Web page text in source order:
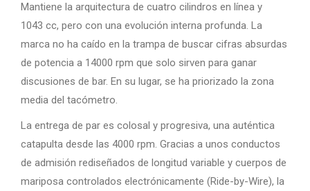
Mantiene la arquitectura de cuatro cilindros en línea y
1043 cc, pero con una evolución interna profunda. La
marca no ha caído en la trampa de buscar cifras absurdas
de potencia a 14000 rpm que solo sirven para ganar
discusiones de bar. En su lugar, se ha priorizado la zona
media del tacómetro.
La entrega de par es colosal y progresiva, una auténtica
catapulta desde las 4000 rpm. Gracias a unos conductos
de admisión rediseñados de longitud variable y cuerpos de
mariposa controlados electrónicamente (Ride-by-Wire), la